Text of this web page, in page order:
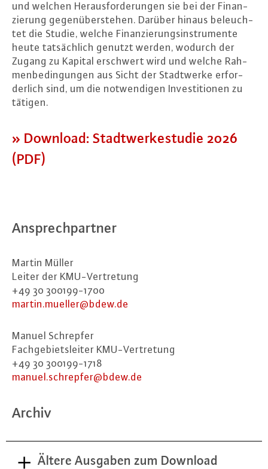
und welchen Her­aus­for­de­run­gen sie bei der Fi­nan­
zie­rung ge­gen­über­ste­hen. Darüber hinaus be­leuch­
tet die Studie, welche Fi­nan­zie­rungs­in­stru­men­te
heute tat­säch­lich genutzt werden, wodurch der
Zugang zu Kapital erschwert wird und welche Rah­
men­be­din­gun­gen aus Sicht der Stadt­wer­ke er­for­
der­lich sind, um die not­wen­di­gen In­ves­ti­tio­nen zu
tätigen.
» Download: Stadt­wer­ke­stu­die 2026
(PDF)
An­sprech­part­ner
Martin Müller
Leiter der KMU-Ver­tre­tung
+49 30 300199-1700
martin.​mueller@​bdew.​de
Manuel Schrepfer
Fach­ge­biets­lei­ter KMU-Ver­tre­tung
+49 30 300199-1718
manuel.​schrepfer@​bdew.​de
Archiv
Ältere Ausgaben zum Download